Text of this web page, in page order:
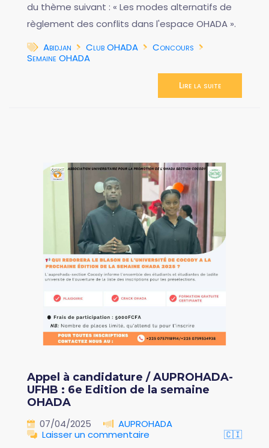
du thème suivant : « Les modes alternatifs de
règlement des conflits dans l'espace OHADA ».
Abidjan
Club OHADA
Concours
Semaine OHADA
Lire la suite
Appel à candidature / AUPROHADA-
UFHB : 6e Edition de la semaine
OHADA
07/04/2025
AUPROHADA
Laisser un commentaire
🇨🇮